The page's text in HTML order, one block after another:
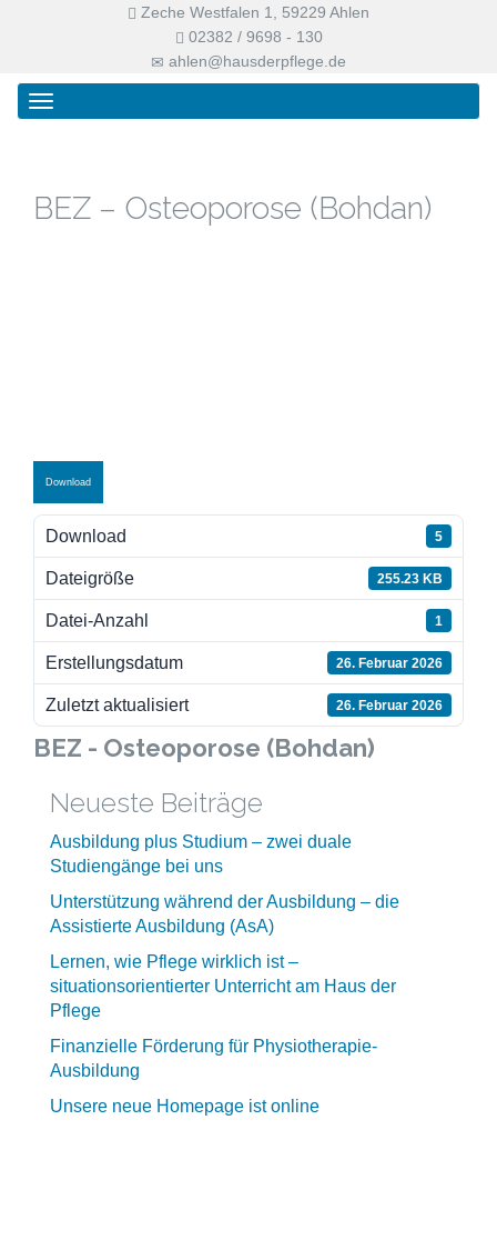
Zeche Westfalen 1, 59229 Ahlen
02382 / 9698 - 130
ahlen@hausderpflege.de
Primary
Menu
Skip
Haus der Pflege
BEZ – Osteoporose (Bohdan)
Download
Download 5
Dateigröße 255.23 KB
Datei-Anzahl 1
Erstellungsdatum 26. Februar 2026
Zuletzt aktualisiert 26. Februar 2026
BEZ - Osteoporose (Bohdan)
Neueste Beiträge
Ausbildung plus Studium – zwei duale
Studiengänge bei uns
Unterstützung während der Ausbildung – die
Assistierte Ausbildung (AsA)
Lernen, wie Pflege wirklich ist –
situationsorientierter Unterricht am Haus der
Pflege
Finanzielle Förderung für Physiotherapie-
Ausbildung
Unsere neue Homepage ist online